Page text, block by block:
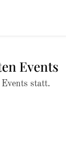
Events
statt.